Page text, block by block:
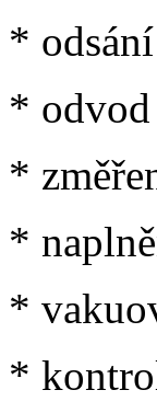
*
* odvod
*
*
*
*